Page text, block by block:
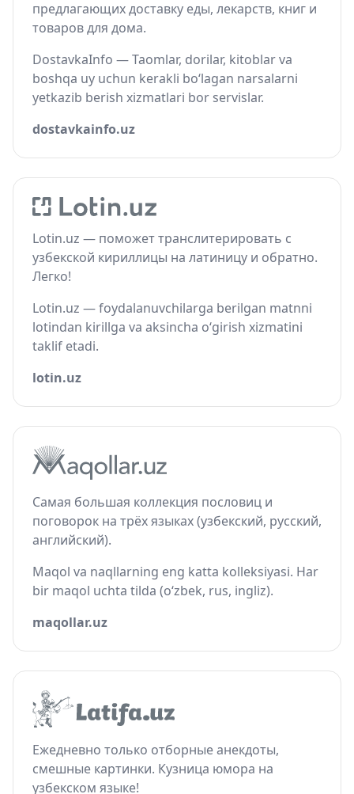
предлагающих доставку еды, лекарств, книг и
товаров для дома.
DostavkaInfo — Taomlar, dorilar, kitoblar va
boshqa uy uchun kerakli bo‘lagan narsalarni
yetkazib berish xizmatlari bor servislar.
dostavkainfo.uz
Lotin.uz — поможет транслитерировать с
узбекской кириллицы на латиницу и обратно.
Легко!
Lotin.uz — foydalanuvchilarga berilgan matnni
lotindan kirillga va aksincha o‘girish xizmatini
taklif etadi.
lotin.uz
Самая большая коллекция пословиц и
поговорок на трёх языках (узбекский, русский,
английский).
Maqol va naqllarning eng katta kolleksiyasi. Har
bir maqol uchta tilda (o‘zbek, rus, ingliz).
maqollar.uz
Ежедневно только отборные анекдоты,
смешные картинки. Кузница юмора на
узбекском языке!